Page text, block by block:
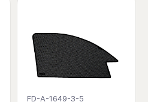
FD-A-1649-3-5